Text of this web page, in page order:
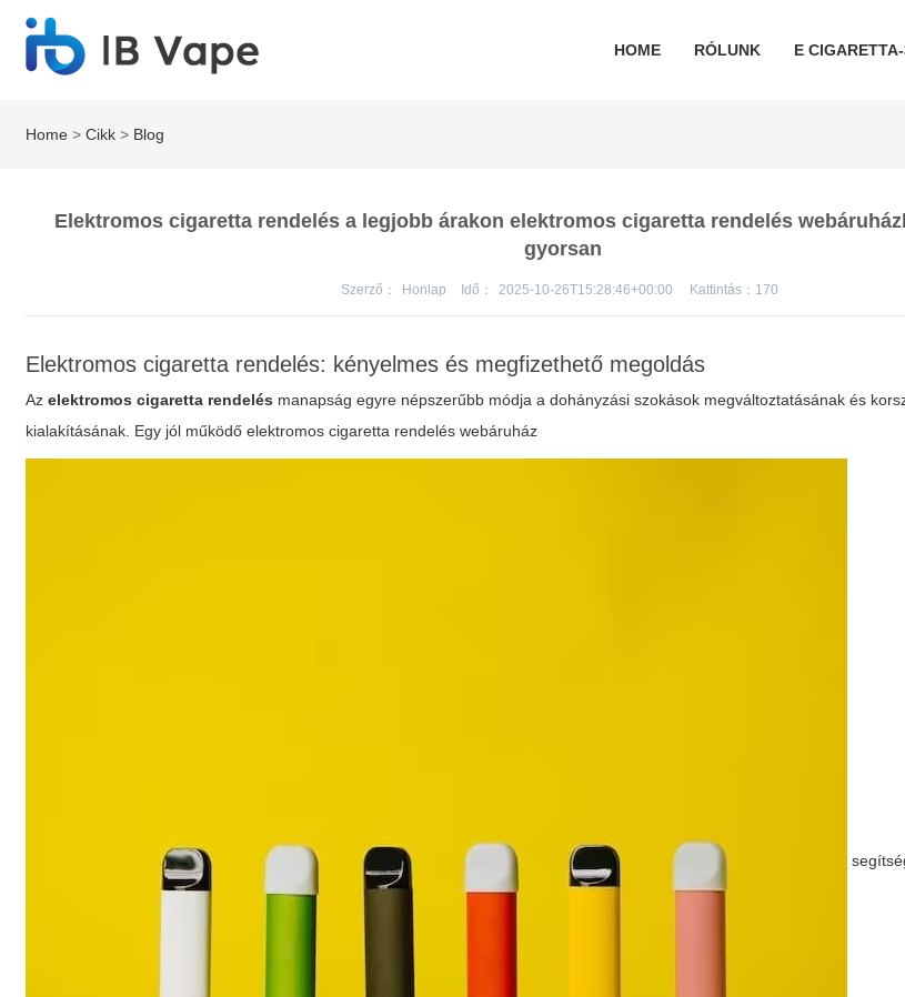
HOME RÓLUNK E
Home >Cikk > Blog
Elektromos cigaretta rendelés a legjobb árakon elektromos cigaretta rendelés
gyorsan
Szerző： Honlap Idő： 2025-10-26T15:28:46+00:00 Kattintás： 170
Elektromos cigaretta rendelés: kényelmes és megfizethető megoldás
Azelektromos cigaretta rendelés manapság egyre népszerűbb módja a dohányzási szokások megváltoztatásának és
kialakításának. Egy jól működőelektromos cigaretta rendelés webáruház